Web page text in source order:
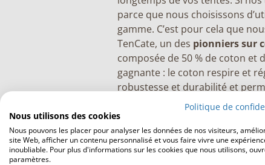
parce que nous choisissons
gamme. C’est pour cela que
TenCate, un des pionniers sur
composée de 50 % de coton et
gagnante : le coton respire et
robustesse et durabilité et
en conservant le plaisir d’un
Regarder
la vidéo sur la toile
La qualité jusque
Politique de
Nous utilisons des cookies
Nous pouvons les placer pour analyser les données de nos visiteurs,
site Web, afficher un contenu personnalisé et vous faire vivre une
inoubliable. Pour plus d'informations sur les cookies que nous utilisons,
paramètres.